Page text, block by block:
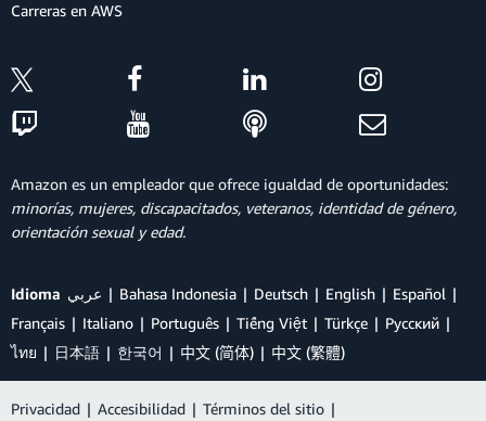
Carreras en AWS
Amazon es un empleador que ofrece igualdad de oportunidades:
minorías, mujeres, discapacitados, veteranos, identidad de género,
orientación sexual y edad.
Idioma عربي Bahasa Indonesia Deutsch English
Español
Français
Italiano Português Tiếng Việt Türkçe
Ρусский
ไทย
日本語 한국어 中文 (简体) 中文 (繁體)
Privacidad | Accesibilidad | Términos del sitio |